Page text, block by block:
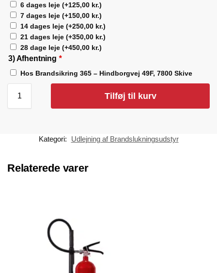
6 dages leje (+125,00 kr.)
7 dages leje (+150,00 kr.)
14 dages leje (+250,00 kr.)
21 dages leje (+350,00 kr.)
28 dage leje (+450,00 kr.)
3) Afhentning *
Hos Brandsikring 365 – Hindborgvej 49F, 7800 Skive
Tilføj til kurv
Kategori: Udlejning af Brandslukningsudstyr
Relaterede varer